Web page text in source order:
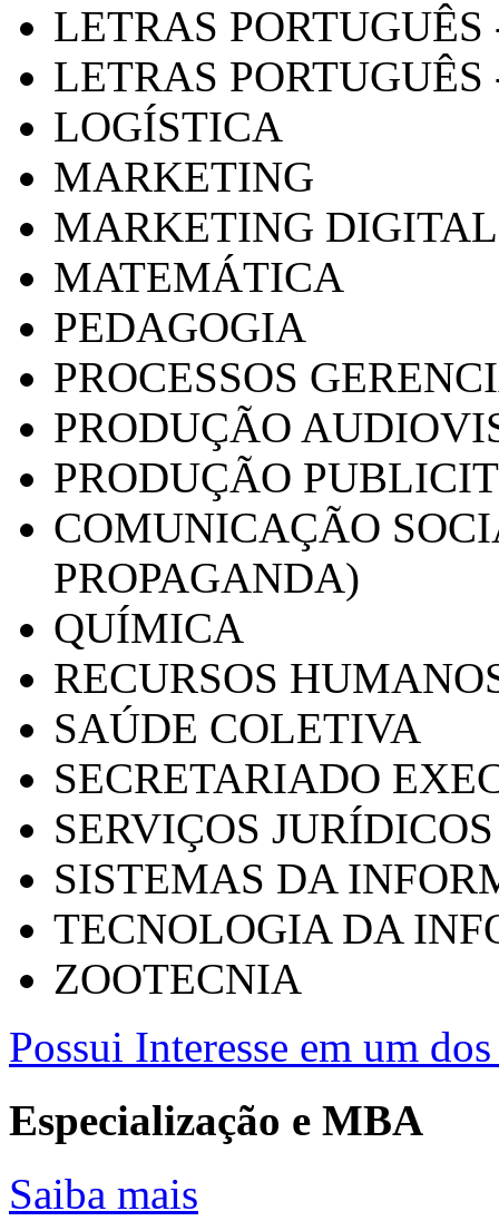
LETRAS
LETRAS PORTUGUÊS
LOGÍSTICA
MARKETING
MARKETING DIGITAL
MATEMÁTICA
PEDAGOGIA
PROCESSOS
PRODUÇÃO
PRODUÇÃO
COMUNICAÇÃO
PROPAGANDA)
QUÍMICA
RECURSOS
SAÚDE COLETIVA
SECRETARIADO
SERVIÇOS
SISTEMAS DA
TECNOLOGIA DA
ZOOTECNIA
Possui Interesse em um
Especialização e MBA
Saiba mais